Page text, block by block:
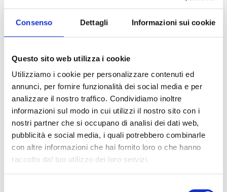
Consenso Dettagli Informazioni sui cookie
Questo sito web utilizza i cookie
Utilizziamo i cookie per personalizzare contenuti ed
annunci, per fornire funzionalità dei social media e per
analizzare il nostro traffico. Condividiamo inoltre
informazioni sul modo in cui utilizzi il nostro sito con i
nostri partner che si occupano di analisi dei dati web,
pubblicità e social media, i quali potrebbero combinarle
con altre informazioni che hai fornito loro o che hanno
raccolto dal tuo utilizzo dei loro servizi.
esamiRichiesta valutazione Consulenza chirurgicaRichiedi un
Centri convenzionati
Domande
Accedi Registrati
Chirurgia Oncologica
Chi siamoFAQContatti